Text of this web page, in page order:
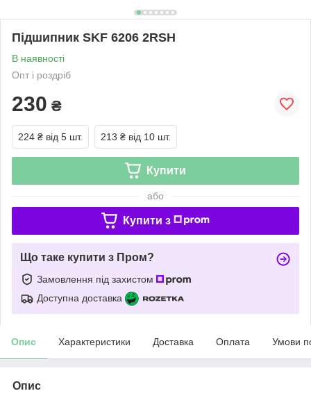
Підшипник SKF 6206 2RSH
В наявності
Опт і роздріб
230 ₴
224 ₴ від 5 шт. 213 ₴ від 10 шт.
Купити
або
Купити з
Що таке купити з Пром?
Замовлення під захистом
Доступна доставка
Опис Характеристики Доставка Оплата Умови
Опис